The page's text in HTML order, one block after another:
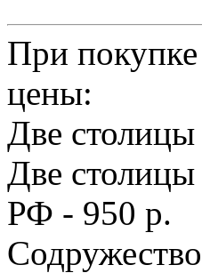
При
цены:
Две
Две
РФ - 950 р.